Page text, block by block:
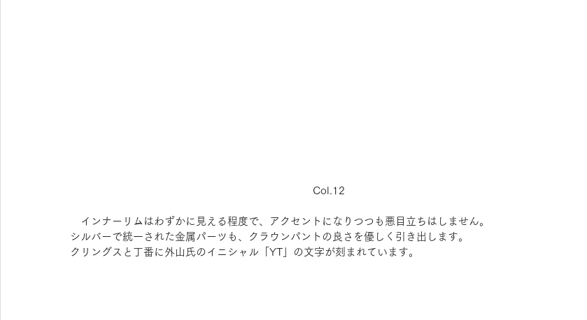
Col.12
インナーリムはわずかに見える程度で、アクセントになりつつも悪目立ちはしません。
シルバーで統一された金属パーツも、クラウンパントの良さを優しく引き出します。
クリングスと丁番に外山氏のイニシャル「YT」の文字が刻まれています。